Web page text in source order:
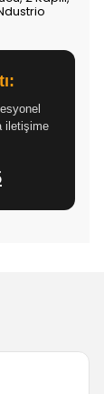
iletişime